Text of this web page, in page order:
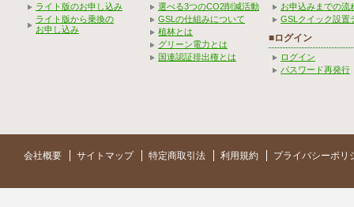
ライト版のお申し込み
ライト版から乗換の
お申し込み
選べる3つのCO2削減活動
GSLの仕組みについて
植林とは
グリーン電力とは
国連認証排出権とは
お申込みまでの流
GSLクイック設置
■ログイン
ログイン
パスワード再発行
会社概要 サイトマップ 特定商取引法 利用規約 プライバシーポリ